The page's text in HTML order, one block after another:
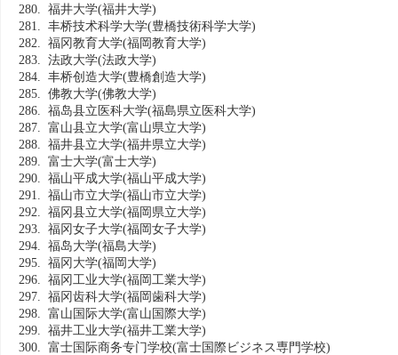
280. 福井大学(福井大学)
281. 丰桥技术科学大学(豊橋技術科学大学)
282. 福冈教育大学(福岡教育大学)
283. 法政大学(法政大学)
284. 丰桥创造大学(豊橋創造大学)
285. 佛教大学(佛教大学)
286. 福岛县立医科大学(福島県立医科大学)
287. 富山县立大学(富山県立大学)
288. 福井县立大学(福井県立大学)
289. 富士大学(富士大学)
290. 福山平成大学(福山平成大学)
291. 福山市立大学(福山市立大学)
292. 福冈县立大学(福岡県立大学)
293. 福冈女子大学(福岡女子大学)
294. 福岛大学(福島大学)
295. 福冈大学(福岡大学)
296. 福冈工业大学(福岡工業大学)
297. 福冈齿科大学(福岡歯科大学)
298. 富山国际大学(富山国際大学)
299. 福井工业大学(福井工業大学)
300. 富士国际商务专门学校(富士国際ビジネス専門学校)